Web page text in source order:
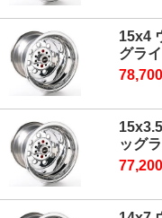
15x4
グラ
ッグ